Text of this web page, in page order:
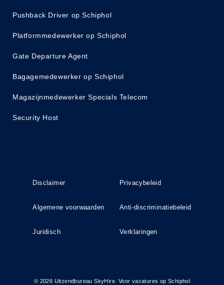
Pushback Driver op Schiphol
Platformmedewerker op Schiphol
Gate Departure Agent
Bagagemedewerker op Schiphol
Magazijnmedewerker Specials Telecom
Security Host
Disclaimer Privacybeleid
Algemene voorwaarden Anti-discriminatiebeleid
Juridisch Verklaringen
© 2026 Uitzendbureau SkyHire. Voor vacatures op Schiphol